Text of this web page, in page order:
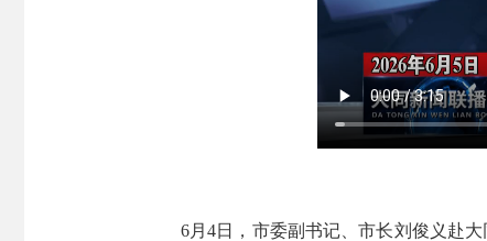
6月4日，市委副书记、市长刘俊义赴